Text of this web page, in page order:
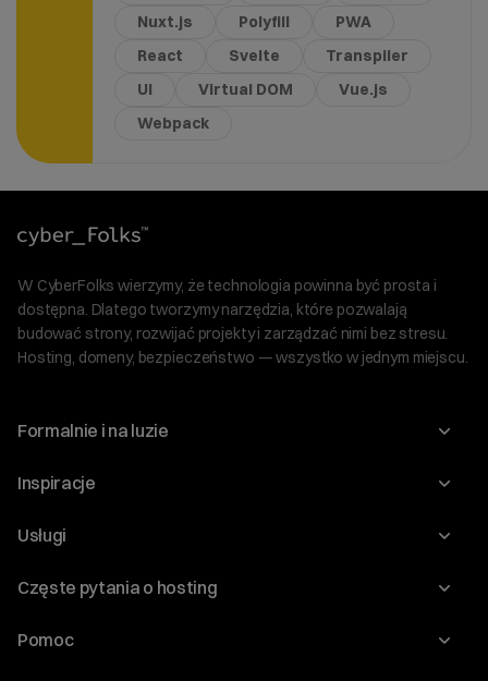
Nuxt.js
Polyfill
PWA
React
Svelte
Transpiler
UI
Virtual DOM
Vue.js
Webpack
W CyberFolks wierzymy, że technologia powinna być prosta i
dostępna. Dlatego tworzymy narzędzia, które pozwalają
budować strony, rozwijać projekty i zarządzać nimi bez stresu.
Hosting, domeny, bezpieczeństwo — wszystko w jednym miejscu.
Formalnie i na luzie
O nas
Program Korzyści dla Inwestorów
Regulaminy i specyfikacje
Inspiracje
Blog
WordPress
Audyt stron
Usługi
Domeny
Częste pytania o hosting
Jak przenieść stronę?
Pomoc